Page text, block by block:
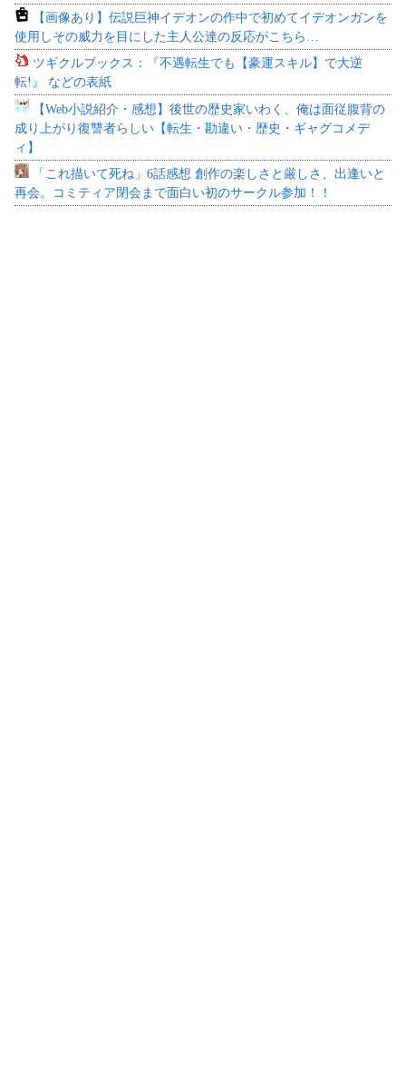
【画像あり】伝説巨神イデオンの作中で初めてイデオンガンを
使用しその威力を目にした主人公達の反応がこちら…
ツギクルブックス：『不遇転生でも【豪運スキル】で大逆
転!』 などの表紙
【Web小説紹介・感想】後世の歴史家いわく、俺は面従腹背の
成り上がり復讐者らしい【転生・勘違い・歴史・ギャグコメデ
ィ】
「これ描いて死ね」6話感想 創作の楽しさと厳しさ、出逢いと
再会。コミティア閉会まで面白い初のサークル参加！！